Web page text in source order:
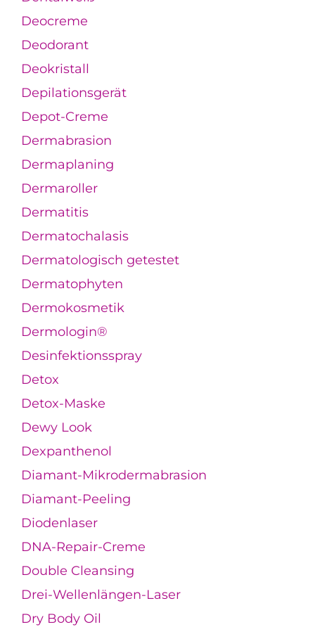
Deocreme
Deodorant
Deokristall
Depilationsgerät
Depot-Creme
Dermabrasion
Dermaplaning
Dermaroller
Dermatitis
Dermatochalasis
Dermatologisch getestet
Dermatophyten
Dermokosmetik
Dermologin®
Desinfektionsspray
Detox
Detox-Maske
Dewy Look
Dexpanthenol
Diamant-Mikrodermabrasion
Diamant-Peeling
Diodenlaser
DNA-Repair-Creme
Double Cleansing
Drei-Wellenlängen-Laser
Dry Body Oil